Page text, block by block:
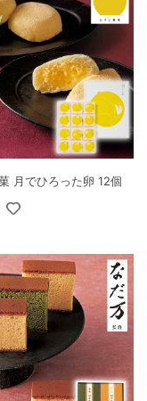
月でひろった卵 12個